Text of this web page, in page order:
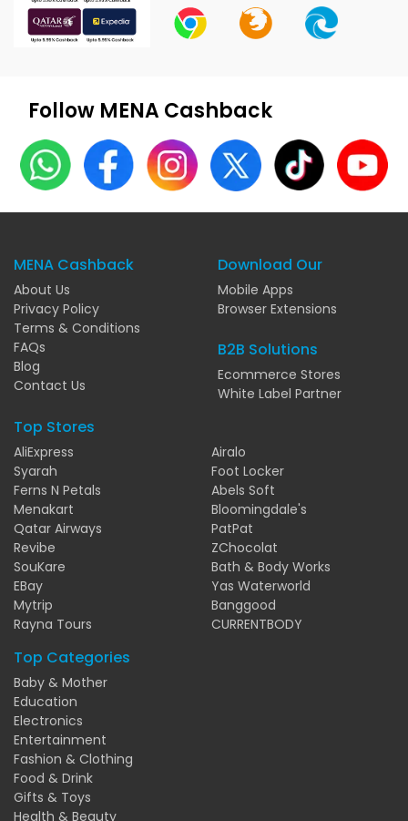
Follow MENA Cashback
MENA Cashback
About Us
Privacy Policy
Terms & Conditions
FAQs
Blog
Contact Us
Download Our
Mobile Apps
Browser Extensions
B2B Solutions
Ecommerce Stores
White Label Partner
Top Stores
AliExpress
Syarah
Ferns N Petals
Menakart
Qatar Airways
Revibe
SouKare
EBay
Mytrip
Rayna Tours
Airalo
Foot Locker
Abels Soft
Bloomingdale's
PatPat
ZChocolat
Bath & Body Works
Yas Waterworld
Banggood
CURRENTBODY
Top Categories
Baby & Mother
Education
Electronics
Entertainment
Fashion & Clothing
Food & Drink
Gifts & Toys
Health & Beauty